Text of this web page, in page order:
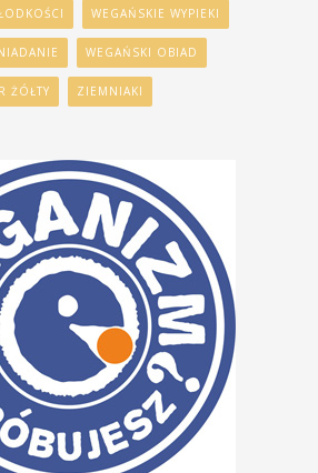
WEGAŃSKIE WYPIEKI
WEGAŃSKI OBIAD
ŻÓŁTY ZIEMNIAKI